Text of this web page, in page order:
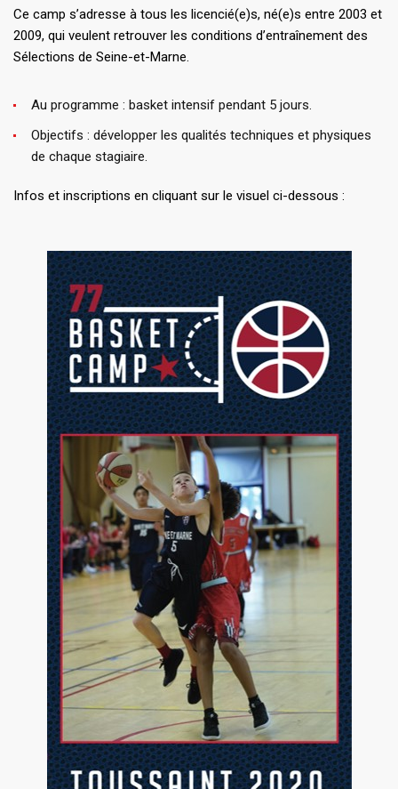
Ce camp s’adresse à tous les licencié(e)s, né(e)s entre 2003 et
2009, qui veulent retrouver les conditions d’entraînement des
Sélections de Seine-et-Marne.
Au programme : basket intensif pendant 5 jours.
Objectifs : développer les qualités techniques et physiques
de chaque stagiaire.
Infos et inscriptions en cliquant sur le visuel ci-dessous :